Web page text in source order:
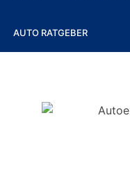
AUTO RATGEBER